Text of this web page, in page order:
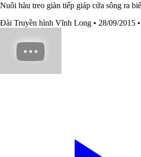
Nuôi hàu treo giàn tiếp giáp cửa sông ra
Đài Truyền hình Vĩnh Long • 28/09/2015